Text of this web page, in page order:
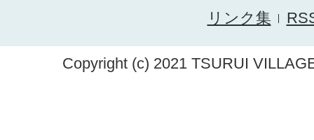
リンク集
Copyright (c) 2021 TSURUI